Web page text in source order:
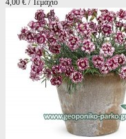
4,00 € / Τεμάχιο